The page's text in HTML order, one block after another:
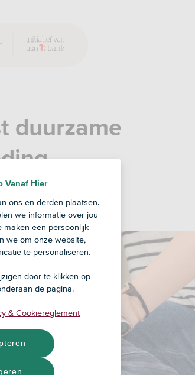
duurzame
Vanaf Hier
ons en derden plaatsen.
we informatie over jou
maken een persoonlijk
we om onze website,
te personaliseren.
door te klikken op
de pagina.
& Cookiereglement